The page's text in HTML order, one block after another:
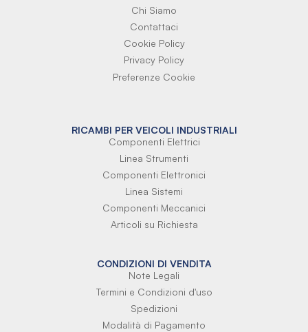
Chi Siamo
Contattaci
Cookie Policy
Privacy Policy
Preferenze Cookie
RICAMBI PER VEICOLI INDUSTRIALI
Componenti Elettrici
Linea Strumenti
Componenti Elettronici
Linea Sistemi
Componenti Meccanici
Articoli su Richiesta
CONDIZIONI DI VENDITA
Note Legali
Termini e Condizioni d'uso
Spedizioni
Modalità di Pagamento